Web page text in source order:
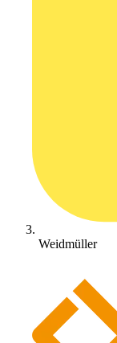
Weidmüller